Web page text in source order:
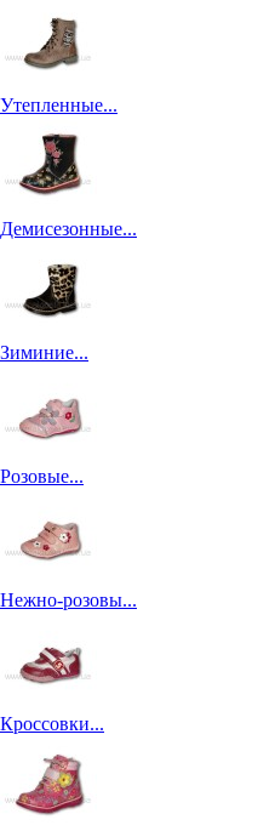
Утепленные...
Демисезонные...
Зиминие...
Розовые...
Нежно-розовы...
Кроссовки...